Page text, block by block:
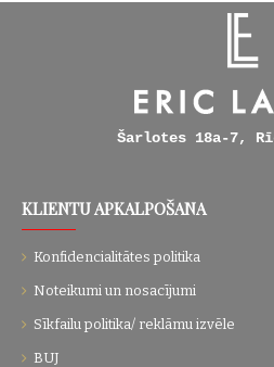
Šarlotes 18a-7,
KLIENTU APKALPOŠANA
Konfidencialitātes politika
Noteikumi un nosacījumi
Sīkfailu politika/ reklāmu izvēle
BUJ